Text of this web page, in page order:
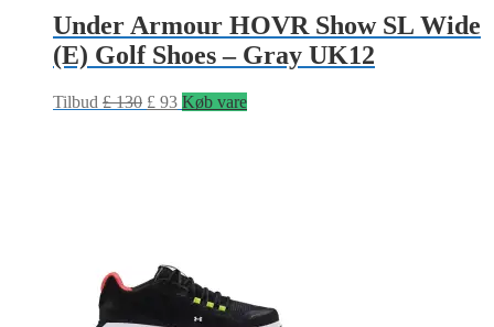
Under Armour HOVR Show SL Wide
(E) Golf Shoes – Gray UK12
Tilbud £130 £ 93 Køb vare